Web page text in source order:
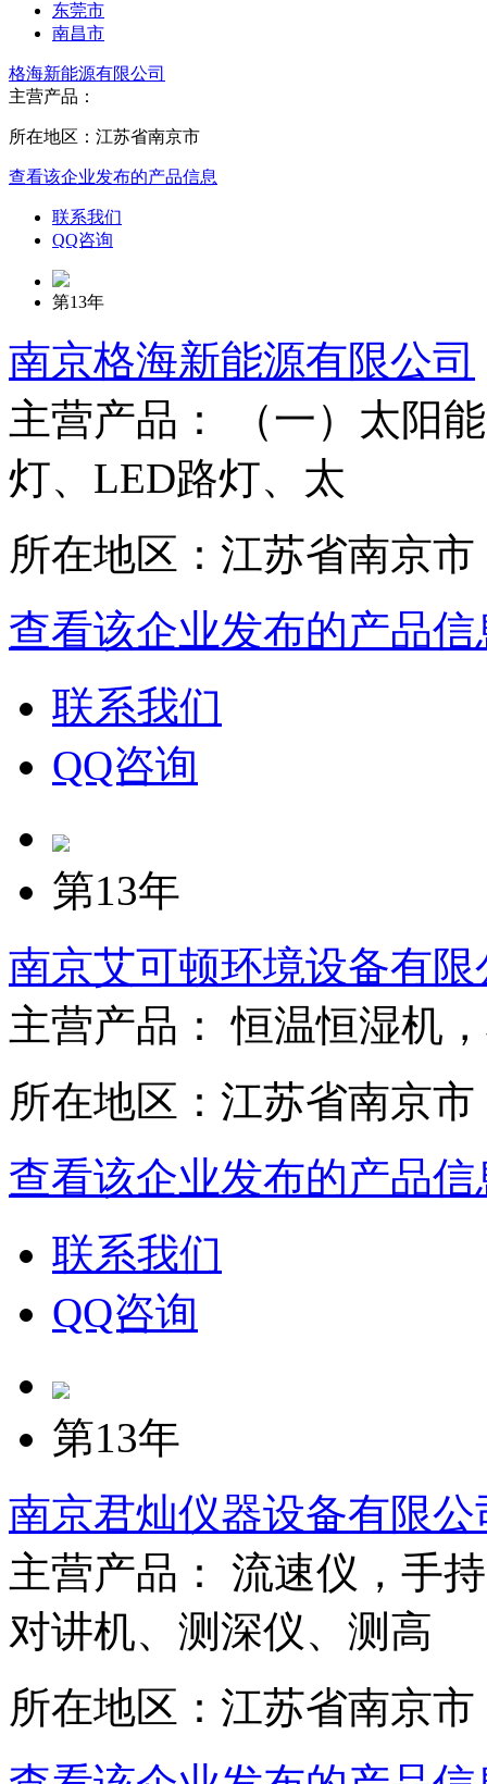
东莞市
南昌市
格海新能源有限公司
主营产品：
所在地区：江苏省南京市
查看该企业发布的产品信息
联系我们
QQ咨询
第13年
南京格海新能源有限公司
主营产品： （一）太阳
灯、LED路灯、太
所在地区：江苏省南京市
查看该企业发布的产品信
联系我们
QQ咨询
第13年
南京艾可顿环境设备有限
主营产品： 恒温恒湿机
所在地区：江苏省南京市
查看该企业发布的产品信
联系我们
QQ咨询
第13年
南京君灿仪器设备有限公
主营产品： 流速仪，手
对讲机、测深仪、测高
所在地区：江苏省南京市